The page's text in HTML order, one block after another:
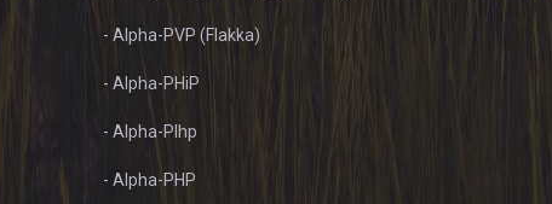
- Alpha-PVP (Flakka)
- Alpha-PHiP
- Alpha-PIhp
- Alpha-PHP